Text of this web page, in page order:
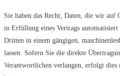
Sie haben das Recht, Daten, die wir
in Erfüllung eines Vertrags
Dritten in einem gängigen,
lassen. Sofern Sie die direkte
Verantwortlichen verlangen, erfolgt dies